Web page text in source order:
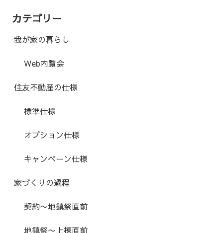
カテゴリー
我が家の暮らし
Web内覧会
住友不動産の仕様
標準仕様
オプション仕様
キャンペーン仕様
家づくりの過程
契約〜地鎮祭直前
地鎮祭〜上棟直前